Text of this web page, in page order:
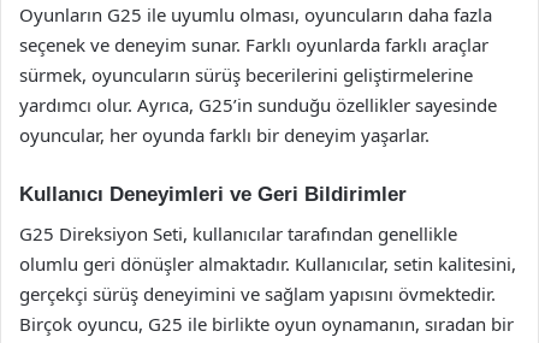
Oyunların G25 ile uyumlu olması, oyuncuların daha fazla
seçenek ve deneyim sunar. Farklı oyunlarda farklı araçlar
sürmek, oyuncuların sürüş becerilerini geliştirmelerine
yardımcı olur. Ayrıca, G25’in sunduğu özellikler sayesinde
oyuncular, her oyunda farklı bir deneyim yaşarlar.
Kullanıcı Deneyimleri ve Geri Bildirimler
G25 Direksiyon Seti, kullanıcılar tarafından genellikle
olumlu geri dönüşler almaktadır. Kullanıcılar, setin kalitesini,
gerçekçi sürüş deneyimini ve sağlam yapısını övmektedir.
Birçok oyuncu, G25 ile birlikte oyun oynamanın, sıradan bir